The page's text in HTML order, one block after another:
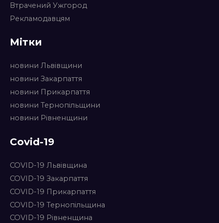
Втрачений Ужгород
Рекламодавцям
Мітки
новини Львівщини
новини Закарпаття
новини Прикарпаття
новини Тернопільщини
новини Рівненщини
Covid-19
COVID-19 Львівщина
COVID-19 Закарпаття
COVID-19 Прикарпаття
COVID-19 Тернопільщина
COVID-19 Рівненщина